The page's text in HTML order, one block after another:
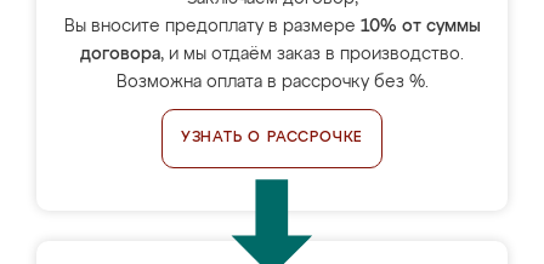
Вы вносите предоплату в размере 10% от суммы
договора, и мы отдаём заказ в производство.
Возможна оплата в рассрочку без %.
УЗНАТЬ О РАССРОЧКЕ